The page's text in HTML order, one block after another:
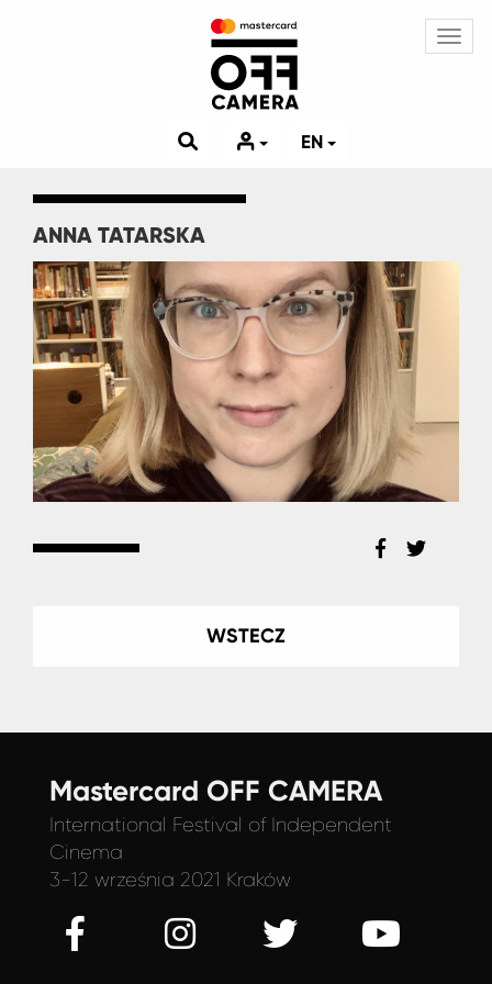
EN
ANNA TATARSKA
Image
WSTECZ
Mastercard OFF CAMERA
International Festival of Independent
Cinema
3-12 września 2021 Kraków